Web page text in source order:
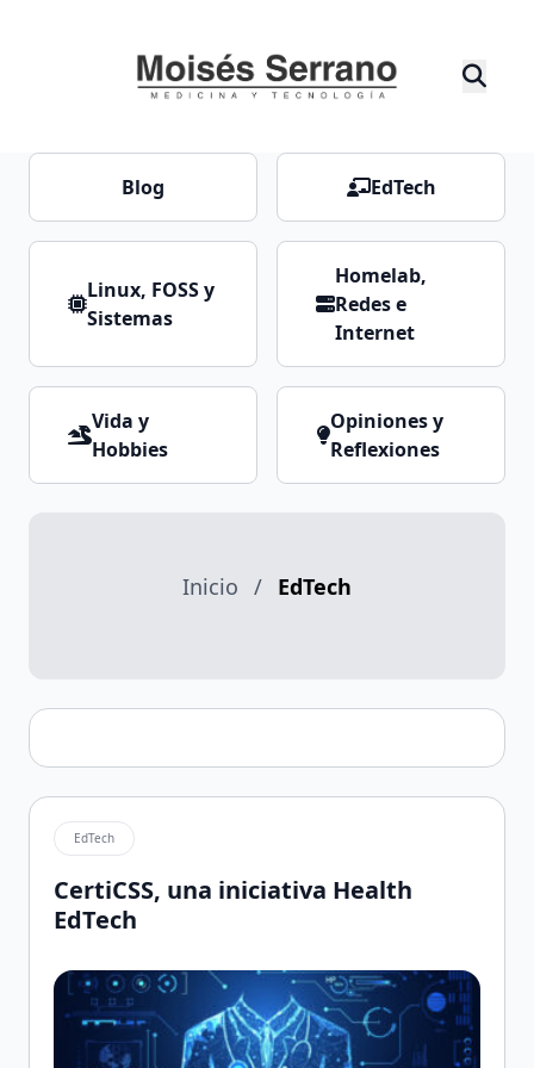
Blog EdTech
Linux, FOSS y
Sistemas
Homelab,
Redes e
Internet
Vida y
Hobbies
Opiniones y
Reflexiones
Inicio / EdTech
EdTech
CertiCSS, una iniciativa Health
EdTech